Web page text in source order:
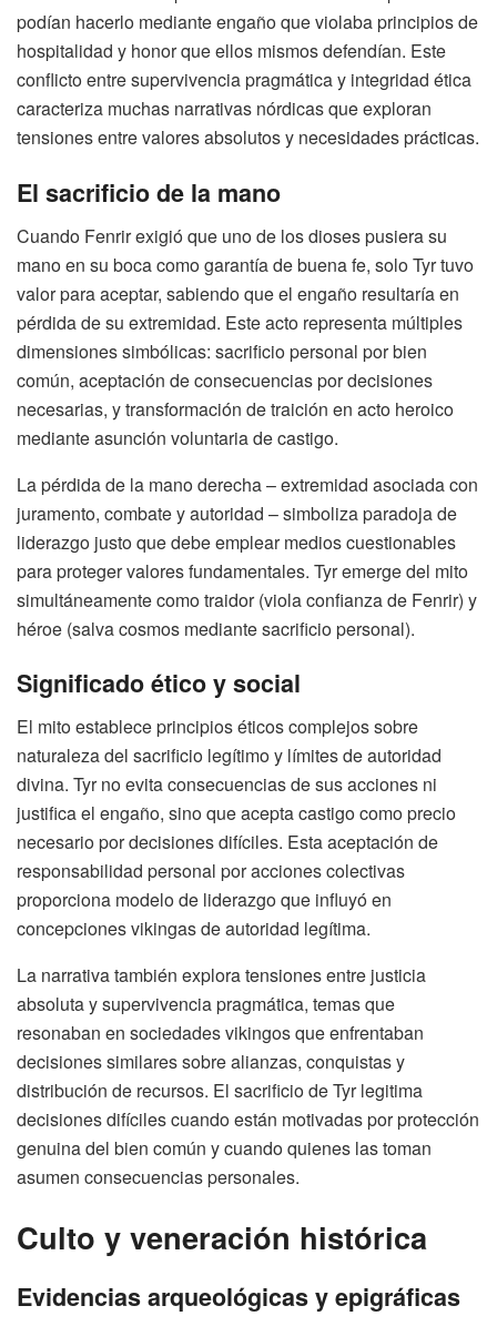
podían hacerlo mediante engaño que violaba principios de
hospitalidad y honor que ellos mismos defendían. Este
conflicto entre supervivencia pragmática y integridad ética
caracteriza muchas narrativas nórdicas que exploran
tensiones entre valores absolutos y necesidades prácticas.
El sacrificio de la mano
Cuando Fenrir exigió que uno de los dioses pusiera su
mano en su boca como garantía de buena fe, solo Tyr tuvo
valor para aceptar, sabiendo que el engaño resultaría en
pérdida de su extremidad. Este acto representa múltiples
dimensiones simbólicas: sacrificio personal por bien
común, aceptación de consecuencias por decisiones
necesarias, y transformación de traición en acto heroico
mediante asunción voluntaria de castigo.
La pérdida de la mano derecha – extremidad asociada con
juramento, combate y autoridad – simboliza paradoja de
liderazgo justo que debe emplear medios cuestionables
para proteger valores fundamentales. Tyr emerge del mito
simultáneamente como traidor (viola confianza de Fenrir) y
héroe (salva cosmos mediante sacrificio personal).
Significado ético y social
El mito establece principios éticos complejos sobre
naturaleza del sacrificio legítimo y límites de autoridad
divina. Tyr no evita consecuencias de sus acciones ni
justifica el engaño, sino que acepta castigo como precio
necesario por decisiones difíciles. Esta aceptación de
responsabilidad personal por acciones colectivas
proporciona modelo de liderazgo que influyó en
concepciones vikingas de autoridad legítima.
La narrativa también explora tensiones entre justicia
absoluta y supervivencia pragmática, temas que
resonaban en sociedades vikingos que enfrentaban
decisiones similares sobre alianzas, conquistas y
distribución de recursos. El sacrificio de Tyr legitima
decisiones difíciles cuando están motivadas por protección
genuina del bien común y cuando quienes las toman
asumen consecuencias personales.
Culto y veneración histórica
Evidencias arqueológicas y epigráficas